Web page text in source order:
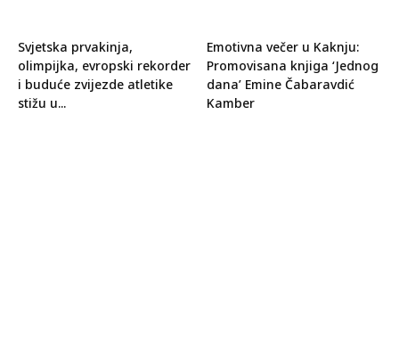
Svjetska prvakinja,
olimpijka, evropski rekorder
i buduće zvijezde atletike
stižu u...
Emotivna večer u Kaknju:
Promovisana knjiga ‘Jednog
dana’ Emine Čabaravdić
Kamber